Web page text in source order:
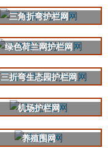
三角折弯护栏网
绿色荷兰网护栏网
三折弯生态园护栏网
机场护栏网
养殖围网